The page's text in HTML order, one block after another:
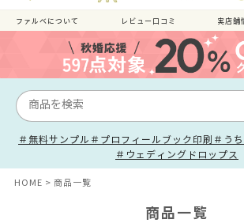
ファルべについて レビュー口コミ 実店舗
＃無料サンプル ＃プロフィールブック印刷 ＃う
＃ウェディングドロップス
HOME 商品一覧
商品一覧